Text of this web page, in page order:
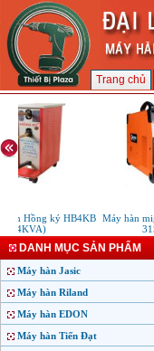
Trang chủ
Hồng ký HB4KB
(4KVA)
Máy hàn
DANH MỤC SẢN PHẨM
Máy hàn Jasic
Máy hàn Riland
Máy hàn EDON
Máy hàn Tiến Đạt